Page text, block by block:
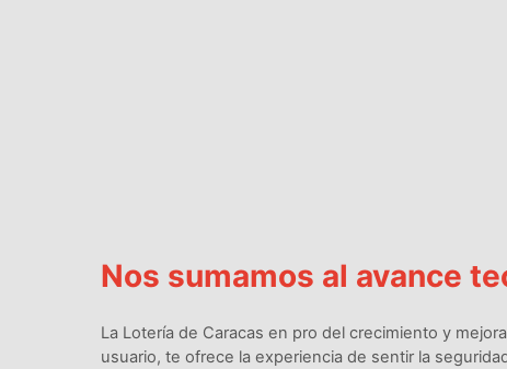
Nos sumamos al avance
La Lotería de Caracas en pro del crecimiento y
usuario, te ofrece la experiencia de sentir la